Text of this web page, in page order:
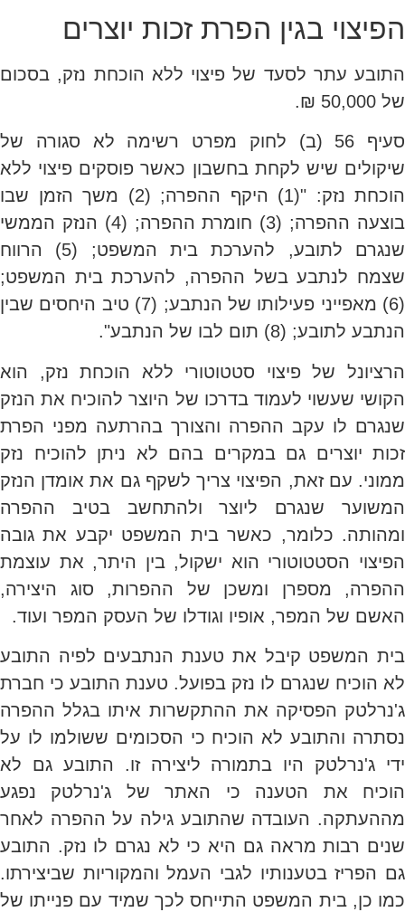
הפיצוי בגין הפרת זכות יוצרים
התובע עתר לסעד של פיצוי ללא הוכחת נזק, בסכום
של 50,000 ₪.
סעיף 56 (ב) לחוק מפרט רשימה לא סגורה של
שיקולים שיש לקחת בחשבון כאשר פוסקים פיצוי ללא
הוכחת נזק: "(1) היקף ההפרה; (2) משך הזמן שבו
בוצעה ההפרה; (3) חומרת ההפרה; (4) הנזק הממשי
שנגרם לתובע, להערכת בית המשפט; (5) הרווח
שצמח לנתבע בשל ההפרה, להערכת בית המשפט;
(6) מאפייני פעילותו של הנתבע; (7) טיב היחסים שבין
הנתבע לתובע; (8) תום לבו של הנתבע".
הרציונל של פיצוי סטטוטורי ללא הוכחת נזק, הוא
הקושי שעשוי לעמוד בדרכו של היוצר להוכיח את הנזק
שנגרם לו עקב ההפרה והצורך בהרתעה מפני הפרת
זכות יוצרים גם במקרים בהם לא ניתן להוכיח נזק
ממוני. עם זאת, הפיצוי צריך לשקף גם את אומדן הנזק
המשוער שנגרם ליוצר ולהתחשב בטיב ההפרה
ומהותה. כלומר, כאשר בית המשפט יקבע את גובה
הפיצוי הסטטוטורי הוא ישקול, בין היתר, את עוצמת
ההפרה, מספרן ומשכן של ההפרות, סוג היצירה,
האשם של המפר, אופיו וגודלו של העסק המפר ועוד.
בית המשפט קיבל את טענת הנתבעים לפיה התובע
לא הוכיח שנגרם לו נזק בפועל. טענת התובע כי חברת
ג'נרלטק הפסיקה את ההתקשרות איתו בגלל ההפרה
נסתרה והתובע לא הוכיח כי הסכומים ששולמו לו על
ידי ג'נרלטק היו בתמורה ליצירה זו. התובע גם לא
הוכיח את הטענה כי האתר של ג'נרלטק נפגע
מההעתקה. העובדה שהתובע גילה על ההפרה לאחר
שנים רבות מראה גם היא כי לא נגרם לו נזק. התובע
גם הפריז בטענותיו לגבי העמל והמקוריות שביצירתו.
כמו כן, בית המשפט התייחס לכך שמיד עם פנייתו של